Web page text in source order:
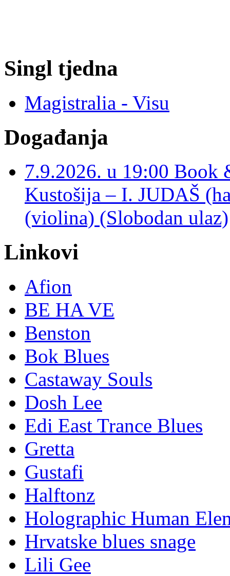
Singl tjedna
Magistralia - Visu
Događanja
7.9.2026. u 19:00 Book
Kustošija – I. JUDAŠ
(violina) (Slobodan ulaz)
Linkovi
Afion
BE HA VE
Benston
Bok Blues
Castaway Souls
Dosh Lee
Edi East Trance Blues
Gretta
Gustafi
Halftonz
Holographic Human
Hrvatske blues snage
Lili Gee